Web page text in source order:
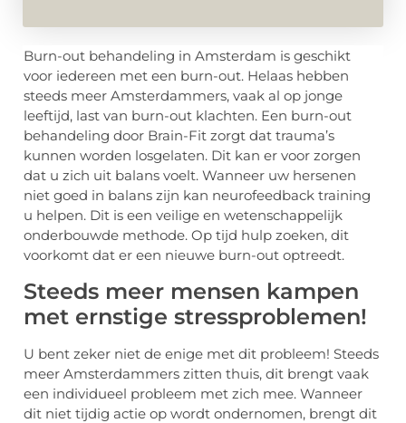
Burn-out behandeling in Amsterdam is geschikt
voor iedereen met een burn-out. Helaas hebben
steeds meer Amsterdammers, vaak al op jonge
leeftijd, last van burn-out klachten. Een burn-out
behandeling door Brain-Fit zorgt dat trauma’s
kunnen worden losgelaten. Dit kan er voor zorgen
dat u zich uit balans voelt. Wanneer uw hersenen
niet goed in balans zijn kan neurofeedback training
u helpen. Dit is een veilige en wetenschappelijk
onderbouwde methode. Op tijd hulp zoeken, dit
voorkomt dat er een nieuwe burn-out optreedt.
Steeds meer mensen kampen
met ernstige stressproblemen!
U bent zeker niet de enige met dit probleem! Steeds
meer Amsterdammers zitten thuis, dit brengt vaak
een individueel probleem met zich mee. Wanneer
dit niet tijdig actie op wordt ondernomen, brengt dit